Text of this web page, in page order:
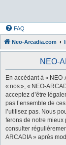
FAQ
Neo-Arcadia.com
NEO-
En accédant à «
« nos », « NEO-
acceptez d’être
pas l’ensemble de
l’utilisez pas. Nous
ferons de notre mieux
consulter
ARCADIA » après